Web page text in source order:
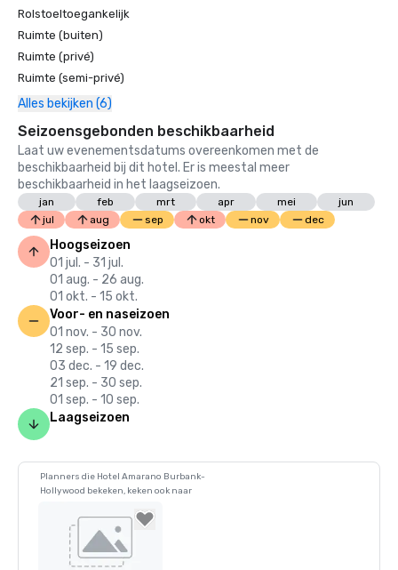
Rolstoeltoegankelijk
Ruimte (buiten)
Ruimte (privé)
Ruimte (semi-privé)
Alles bekijken (6)
Seizoensgebonden beschikbaarheid
Laat uw evenementsdatums overeenkomen met de
beschikbaarheid bij dit hotel. Er is meestal meer
beschikbaarheid in het laagseizoen.
jan feb mrt apr mei
jun
jul
aug sep okt nov dec
Hoogseizoen
01 jul. - 31 jul.
01 aug. - 26 aug.
01 okt. - 15 okt.
Voor- en naseizoen
01 nov. - 30 nov.
12 sep. - 15 sep.
03 dec. - 19 dec.
21 sep. - 30 sep.
01 sep. - 10 sep.
Laagseizoen
Planners die Hotel Amarano Burbank-
Hollywood bekeken, keken ook naar